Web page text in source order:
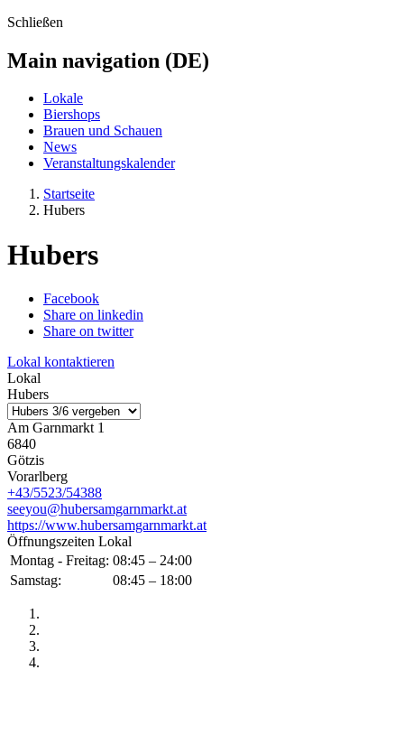
Schließen
Main navigation (DE)
Lokale
Biershops
Brauen und Schauen
News
Veranstaltungskalender
Startseite
Hubers
Hubers
Facebook
Share on linkedin
Share on twitter
Lokal kontaktieren
Lokal
Hubers
Am Garnmarkt 1
6840
Götzis
Vorarlberg
+43/5523/54388
seeyou@hubersamgarnmarkt.at
https://www.hubersamgarnmarkt.at
Öffnungszeiten Lokal
Montag - Freitag: 08:45 – 24:00
Samstag:
08:45 – 18:00